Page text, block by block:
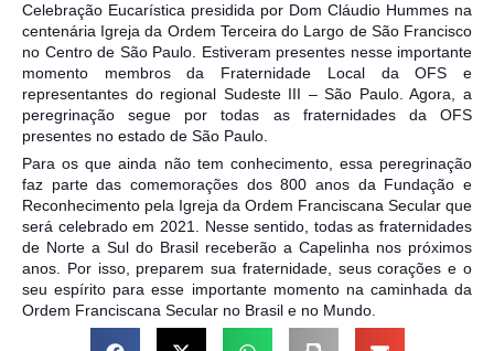
Celebração Eucarística presidida por Dom Cláudio Hummes na
centenária Igreja da Ordem Terceira do Largo de São Francisco
no Centro de São Paulo. Estiveram presentes nesse importante
momento membros da Fraternidade Local da OFS e
representantes do regional Sudeste III – São Paulo. Agora, a
peregrinação segue por todas as fraternidades da OFS
presentes no estado de São Paulo.
Para os que ainda não tem conhecimento, essa peregrinação
faz parte das comemorações dos 800 anos da Fundação e
Reconhecimento pela Igreja da Ordem Franciscana Secular que
será celebrado em 2021. Nesse sentido, todas as fraternidades
de Norte a Sul do Brasil receberão a Capelinha nos próximos
anos. Por isso, preparem sua fraternidade, seus corações e o
seu espírito para esse importante momento na caminhada da
Ordem Franciscana Secular no Brasil e no Mundo.